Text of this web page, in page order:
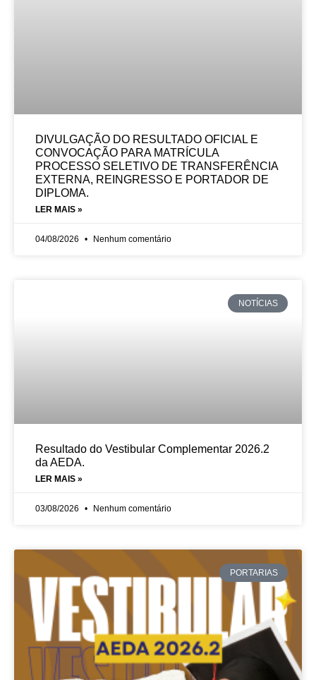
DIVULGAÇÃO DO RESULTADO OFICIAL E
CONVOCAÇÃO PARA MATRÍCULA
PROCESSO SELETIVO DE TRANSFERÊNCIA
EXTERNA, REINGRESSO E PORTADOR DE
DIPLOMA.
LER MAIS »
04/08/2026 Nenhum comentário
NOTÍCIAS
Resultado do Vestibular Complementar 2026.2
da AEDA.
LER MAIS »
03/08/2026 Nenhum comentário
PORTARIAS